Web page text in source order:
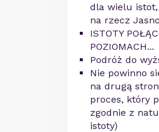
dla wielu istot,
na rzecz
ISTOTY
POZIOMACH...
Podróż do
Nie powinno
na drugą
proces, który
zgodnie z
istoty)